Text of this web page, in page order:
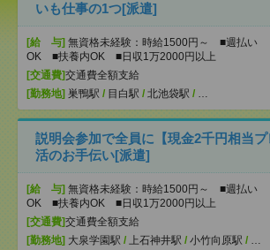
いも仕事の1つ[派遣]
[給 与] 無資格未経験：時給1500円～ ■週払い
OK ■扶養内OK ■日収1万2000円以上
[交通費]交通費全額支給
[勤務地] 巣鴨駅 / 目白駅 / 北池袋駅 / …
説明会参加で全員に【現金2千円相当
活のお手伝い[派遣]
[給 与] 無資格未経験：時給1500円～ ■週払い
OK ■扶養内OK ■日収1万2000円以上
[交通費]交通費全額支給
[勤務地] 大泉学園駅 / 上石神井駅 / 小竹向原駅 / …